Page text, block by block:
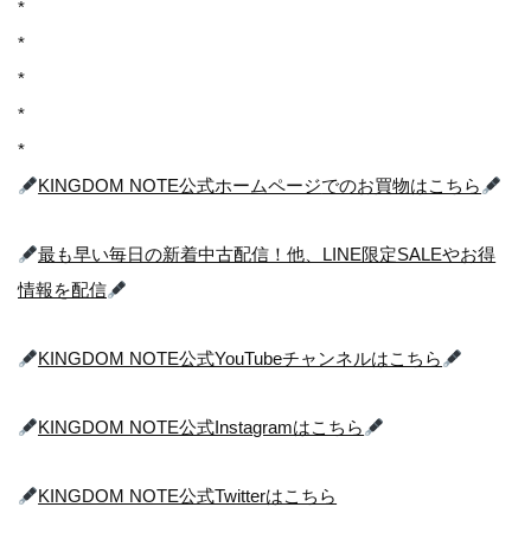
*
*
*
*
*
KINGDOM NOTE公式ホームページでのお買物はこちら
最も早い毎日の新着中古配信！他、LINE限定SALEやお得
情報を配信
KINGDOM NOTE公式YouTubeチャンネルはこちら
KINGDOM NOTE公式Instagramはこちら
KINGDOM NOTE公式Twitterはこちら